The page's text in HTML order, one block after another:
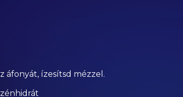
áfonyát, ízesítsd mézzel.